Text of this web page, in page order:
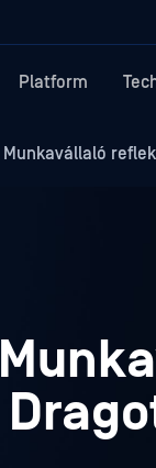
Platform
Munkavállaló